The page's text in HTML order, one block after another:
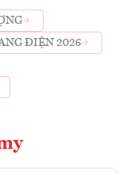
ĐIỆN 2026